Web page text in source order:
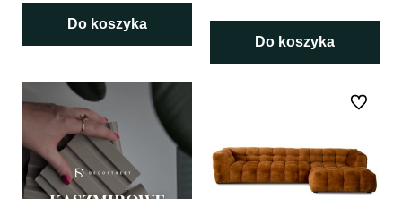
Do koszyka
Do koszyka
Do